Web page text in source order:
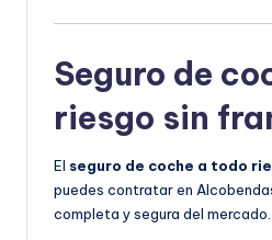
Seguro de
riesgo sin
El seguro de coche a todo
puedes contratar en
completa y segura del mercado.